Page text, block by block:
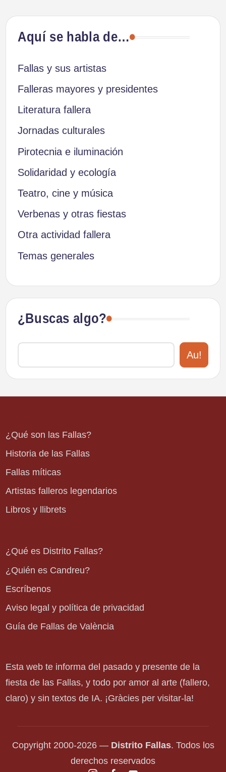
Aquí se habla de…
Fallas y sus artistas
Falleras mayores y presidentes
Literatura fallera
Jornadas culturales
Pirotecnia e iluminación
Solidaridad y ecología
Teatro, cine y música
Verbenas y otras fiestas
Otra actividad fallera
Temas generales
¿Buscas algo?
Au!
¿Qué son las Fallas?
Historia de las Fallas
Fallas míticas
Artistas falleros legendarios
Libros y llibrets
¿Qué es Distrito Fallas?
¿Quién es Candreu?
Escríbenos
Aviso legal y política de privacidad
Guía de Fallas de València
Esta web te informa del pasado y presente de la
fiesta de las Fallas, y todo por amor al arte (fallero,
claro) y sin textos de IA. ¡Gràcies per visitar-la!
Copyright 2000-2026 — Distrito Fallas. Todos los
derechos reservados